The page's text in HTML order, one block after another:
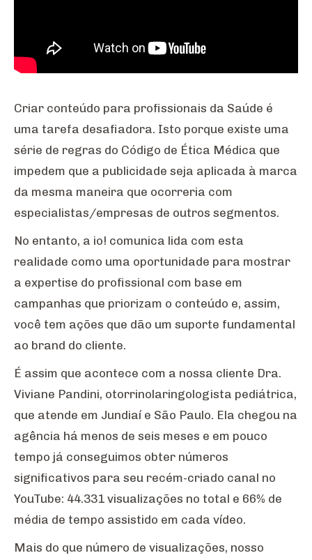
Criar conteúdo para profissionais da Saúde é
uma tarefa desafiadora. Isto porque existe uma
série de regras do Código de Ética Médica que
impedem que a publicidade seja aplicada à marca
da mesma maneira que ocorreria com
especialistas/empresas de outros segmentos.
No entanto, a io! comunica lida com esta
realidade como uma oportunidade para mostrar
a expertise do profissional com base em
campanhas que priorizam o conteúdo e, assim,
você tem ações que dão um suporte fundamental
ao brand do cliente.
É assim que acontece com a nossa cliente Dra.
Viviane Pandini, otorrinolaringologista pediátrica,
que atende em Jundiaí e São Paulo. Ela chegou na
agência há menos de seis meses e em pouco
tempo já conseguimos obter números
significativos para seu recém-criado canal no
YouTube: 44.331 visualizações no total e 66% de
média de tempo assistido em cada vídeo.
Mais do que número de visualizações, nosso